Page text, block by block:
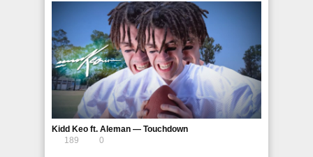
Kidd Keo ft. Aleman — Touchdown
189
0